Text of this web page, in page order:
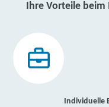
Ihre Vorteile
Individuelle